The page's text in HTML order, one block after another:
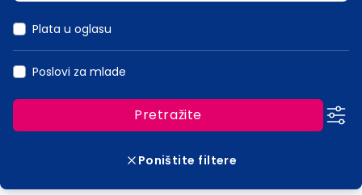
Plata u oglasu
Poslovi za mlade
Pretražite
Poništite filtere